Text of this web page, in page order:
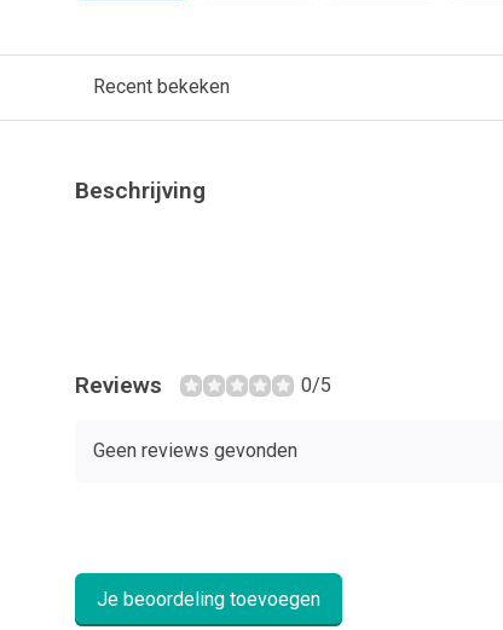
Recent bekeken
Beschrijving
Reviews 0/5
Geen reviews gevonden
Je beoordeling toevoegen